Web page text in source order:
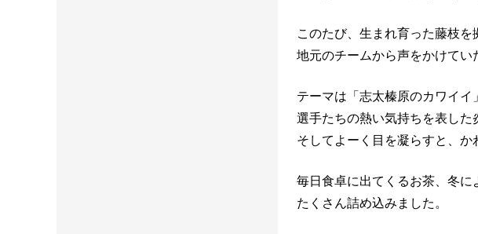
このたび、生まれ育った藤枝
地元のチームから声をかけてい
テーマは「志太榛原のカワイイ
選手たちの熱い気持ちを表した
そしてよーく目を凝らすと、か
毎日食卓に出てくるお茶、冬
たくさん詰め込みました。